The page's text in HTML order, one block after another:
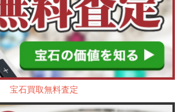
宝石買取無料査定